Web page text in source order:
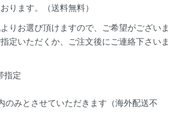
ります。（送料無料）
りお選び頂けますので、ご希望がございま
定いただくか、ご注文後にご連絡下さいま
のみとさせていただきます（海外配送不